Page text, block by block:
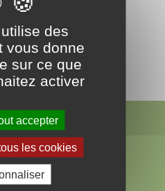
droits réservés
des
vous donne
sur ce que
activer
accepter
les cookies